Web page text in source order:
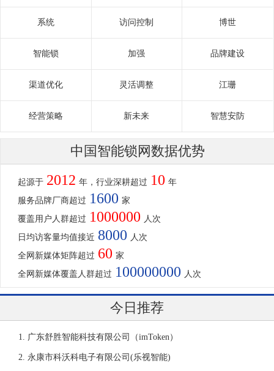
系统 访问控制 博世
智能锁 加强 品牌建设
渠道优化 灵活调整 江珊
经营策略 新未来 智慧安防
中国智能锁网数据优势
起源于 2012 年，行业深耕超过 10 年
服务品牌厂商超过 1600 家
覆盖用户人群超过 1000000 人次
日均访客量均值接近 8000 人次
全网新媒体矩阵超过 60 家
全网新媒体覆盖人群超过 100000000 人次
今日推荐
广东舒胜智能科技有限公司（imToken）
永康市科沃科电子有限公司(乐视智能)